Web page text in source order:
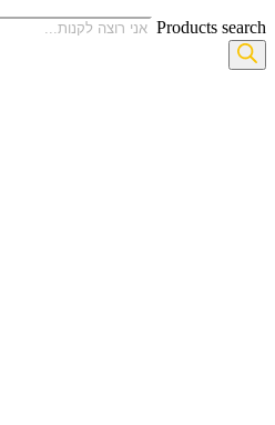
Products search